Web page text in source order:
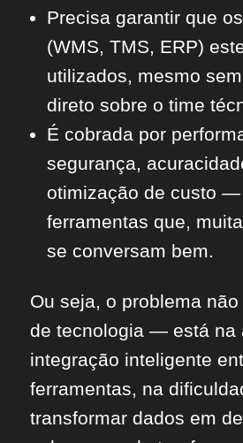
Precisa garantir que
(WMS, TMS, ERP)
utilizados, mesmo
direto sobre o time
É cobrada por
segurança,
otimização de custo —
ferramentas que,
se conversam bem.
Ou seja, o problema
de tecnologia — está na
integração inteligente
ferramentas, na
transformar dados em